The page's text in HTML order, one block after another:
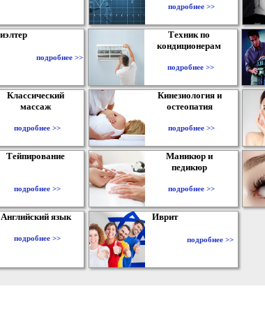
подробнее >>
подробнее >>
Техник по
кондиционерам
подробнее >>
Классический
массаж
подробнее >>
Кинезиология и
остеопатия
подробнее >>
Тейпирование
подробнее >>
Маникюр и
педикюр
подробнее >>
Английский язык
подробнее >>
Иврит
подробнее >>